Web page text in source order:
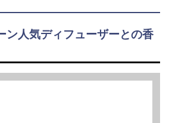
ン人気ディフューザーとの香